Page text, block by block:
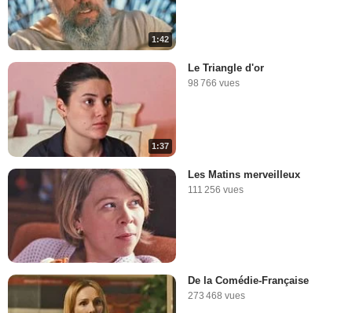
1:42
1:37
Le Triangle d'or
98 766 vues
Les Matins merveilleux
111 256 vues
De la Comédie-Française
273 468 vues